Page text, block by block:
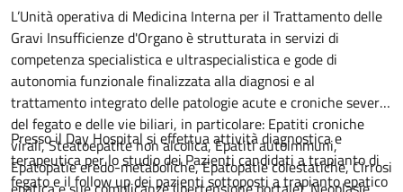
Descrizione
L’Unità operativa di Medicina Interna per il Trattamento delle
Gravi Insufficienze d'Organo è strutturata in servizi di
competenza specialistica e ultraspecialistica e gode di
autonomia funzionale finalizzata alla diagnosi e al
trattamento integrato delle patologie acute e croniche severe
del fegato e delle vie biliari, in particolare: Epatiti croniche
virali, Steatoepatite non alcolica, Epatiti autoimmuni,
Epatopatie eredo-metaboliche, Epatopatie colestatiche, Cirrosi
Presso il Day Hospital si effettua attività diagnostica e
terapeutica per lo studio dei Pazienti candidati a trapianto di
fegato e il follow up dei pazienti sottoposti a trapianto epatico